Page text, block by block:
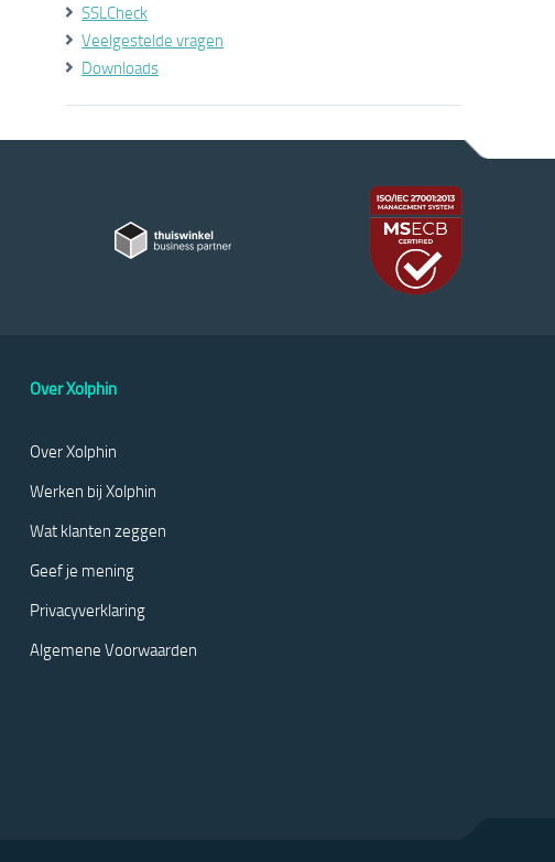
SSLCheck
Veelgestelde vragen
Downloads
Over Xolphin
Over Xolphin
Werken bij Xolphin
Wat klanten zeggen
Geef je mening
Privacyverklaring
Algemene Voorwaarden